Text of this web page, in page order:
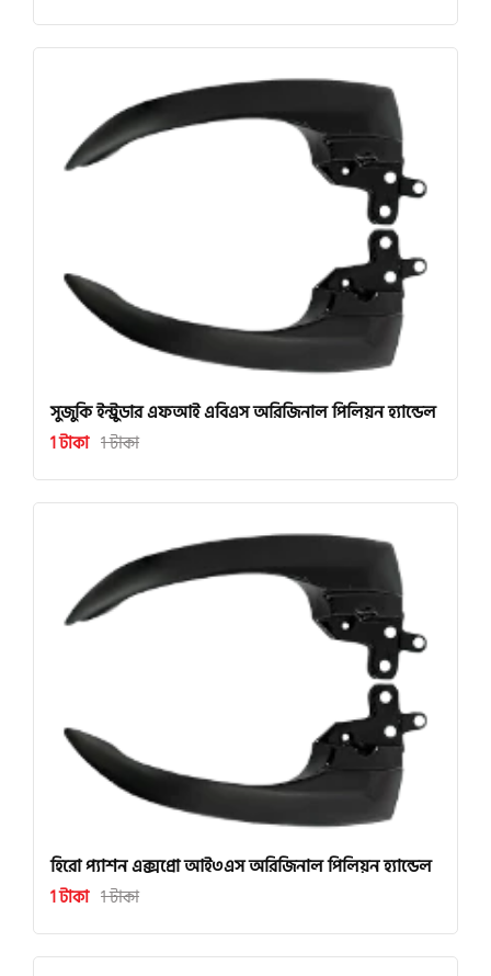
সুজুকি ইন্ট্রুডার এফআই এবিএস অরিজিনাল পিলিয়ন হ্যান্ডেল
1 টাকা 1 টাকা
হিরো প্যাশন এক্সপ্রো আই৩এস অরিজিনাল পিলিয়ন হ্যান্ডেল
1 টাকা 1 টাকা